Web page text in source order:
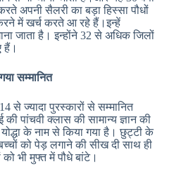
अपनी सैलरी का बड़ा हिस्सा पौधों
में खर्च करते आ रहे हैं।इन्हें
जाता है। इन्होंने 32 से अधिक जिलों
हैं।
सम्मानित
से ज्यादा पुरस्कारों से सम्मानित
पांचवी क्लास की सामान्य ज्ञान की
के नाम से किया गया है। छुट्टी के
को पेड़ लगाने की सीख दी साथ ही
भी मुफ्त में पौधे बांटे।